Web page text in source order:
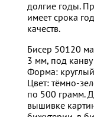
долгие годы.
имеет срока
качеств.
Бисер 50120
3 мм, под
Форма:
Цвет: тёмно-
по 500 грамм.
вышивке